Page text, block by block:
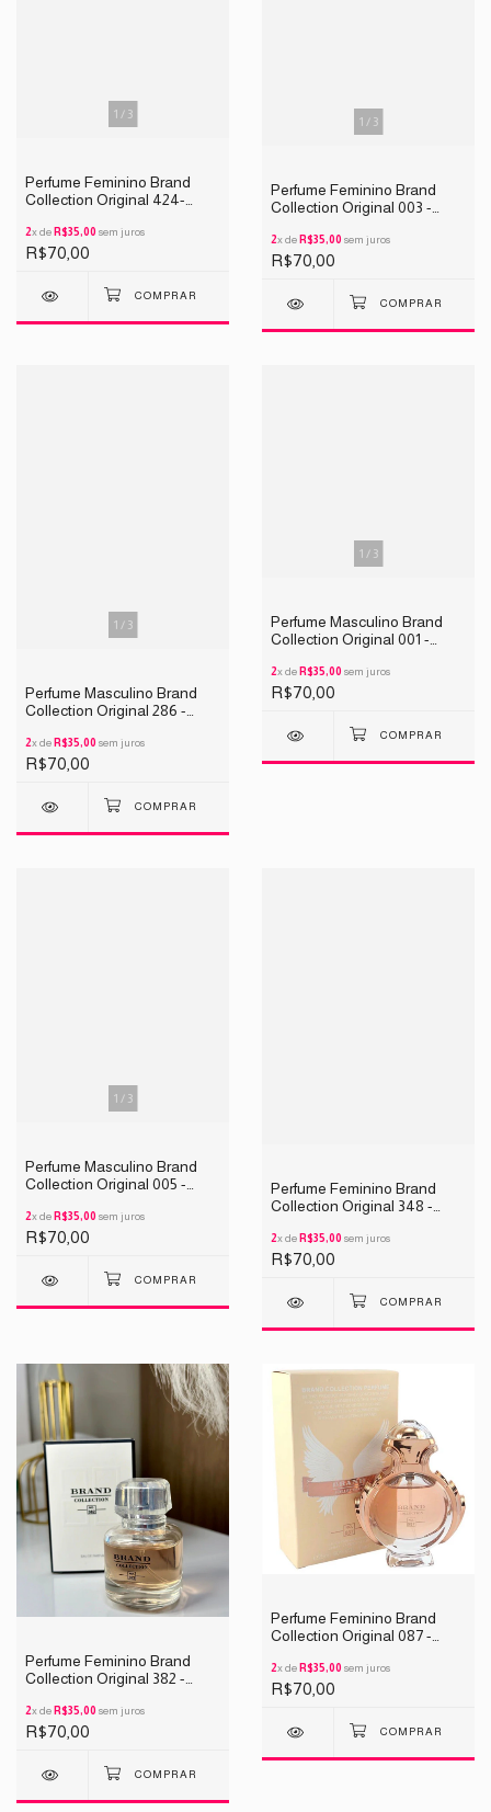
1 / 3
Perfume Feminino Brand
Collection Original 424-
Extrait 25ML
2x de R$35,00 sem juros
R$70,00
1 / 3
Perfume Feminino Brand
Collection Original 003 -
2x de R$35,00 sem juros
R$70,00
1 / 3
Perfume Masculino Brand
Collection Original 286 -
25ML
2x de R$35,00 sem juros
R$70,00
1 / 3
Perfume Masculino Brand
Collection Original 001 -
2x de R$35,00 sem juros
R$70,00
1 / 3
Perfume Masculino Brand
Collection Original 005 -
25ML
2x de R$35,00 sem juros
R$70,00
Perfume Feminino Brand
Collection Original 348 -
ROSE 25ML
2x de R$35,00 sem juros
R$70,00
Perfume Feminino Brand
Collection Original 382 -
2x de R$35,00 sem juros
R$70,00
Perfume Feminino Brand
Collection Original 087 -
25ML
2x de R$35,00 sem juros
R$70,00